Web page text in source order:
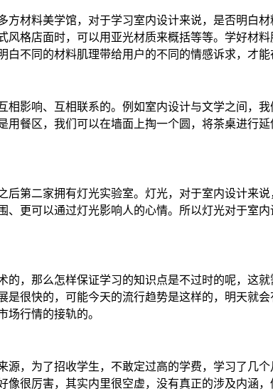
方材料美学馆，对于学习室内设计来说，是否明白
格店面时，可以用亚光材质来概括等等。学好材
不同的材料肌理带给用户的不同的情感诉求，才能
影响、互相联系的。例如室内设计与文学之间，
餐区，我们可以在墙面上掏一个圆，将茶桌进行
后第二家拥有灯光实验室。灯光，对于室内设计来
更可以通过灯光影响人的心情。所以灯光对于室
，那么怎样保证学习的知识点是不过时的呢，这
很快的，可能今天的流行趋势是这样的，明天就
行情的接轨的。
，为了招收学生，不敢定过高的学费，学习了几
很厉害，其实内里很空虚，没有真正的涉及内涵